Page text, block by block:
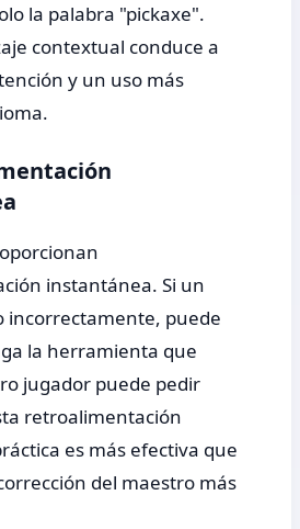
la palabra "pickaxe".
contextual conduce a
y un uso más
instantánea. Si un
incorrectamente, puede
la herramienta que
jugador puede pedir
retroalimentación
es más efectiva que
del maestro más